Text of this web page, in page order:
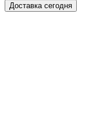
Доставка сегодня